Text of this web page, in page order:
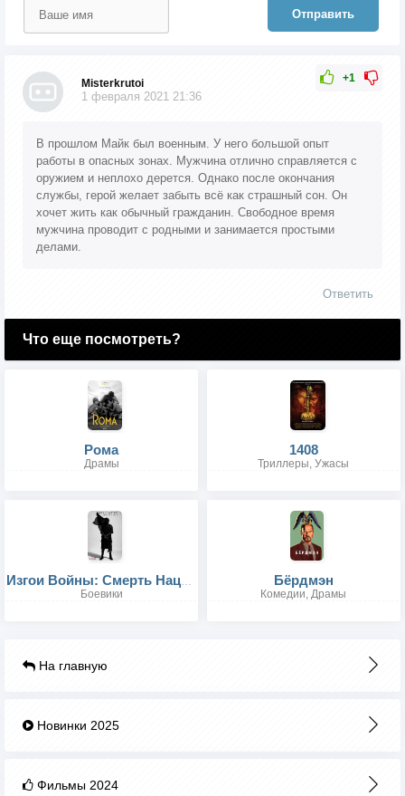
Отправить
+1
Misterkrutoi
1 февраля 2021 21:36
В прошлом Майк был военным. У него большой опыт
работы в опасных зонах. Мужчина отлично справляется с
оружием и неплохо дерется. Однако после окончания
службы, герой желает забыть всё как страшный сон. Он
хочет жить как обычный гражданин. Свободное время
мужчина проводит с родными и занимается простыми
делами.
Ответить
Что еще посмотреть?
Рома
Драмы
1408
Триллеры, Ужасы
Изгои Войны: Смерть Нации
Боевики
Бёрдмэн
Комедии, Драмы
На главную
Новинки 2025
Фильмы 2024